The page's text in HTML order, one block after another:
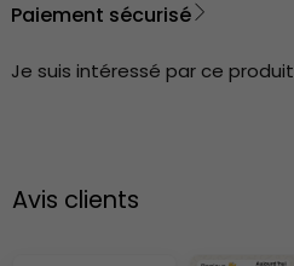
Paiement sécurisé
Je suis intéressé par ce produit
Avis clients